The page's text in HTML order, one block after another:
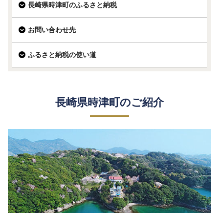
長崎県時津町のふるさと納税
お問い合わせ先
ふるさと納税の使い道
長崎県時津町のご紹介